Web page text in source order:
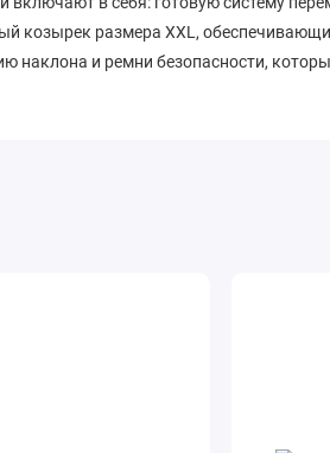
козырек размера XXL,
наклона и ремни безопасности,
уникальную прогулочную детскую
Эта модель коляски не